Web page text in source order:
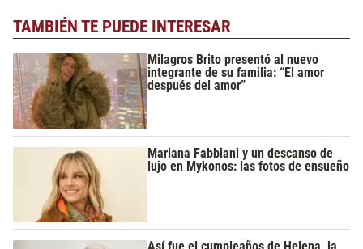
TAMBIÉN TE PUEDE INTERESAR
Milagros Brito presentó al nuevo
integrante de su familia: “El amor
después del amor”
Mariana Fabbiani y un descanso de
lujo en Mykonos: las fotos de ensueño